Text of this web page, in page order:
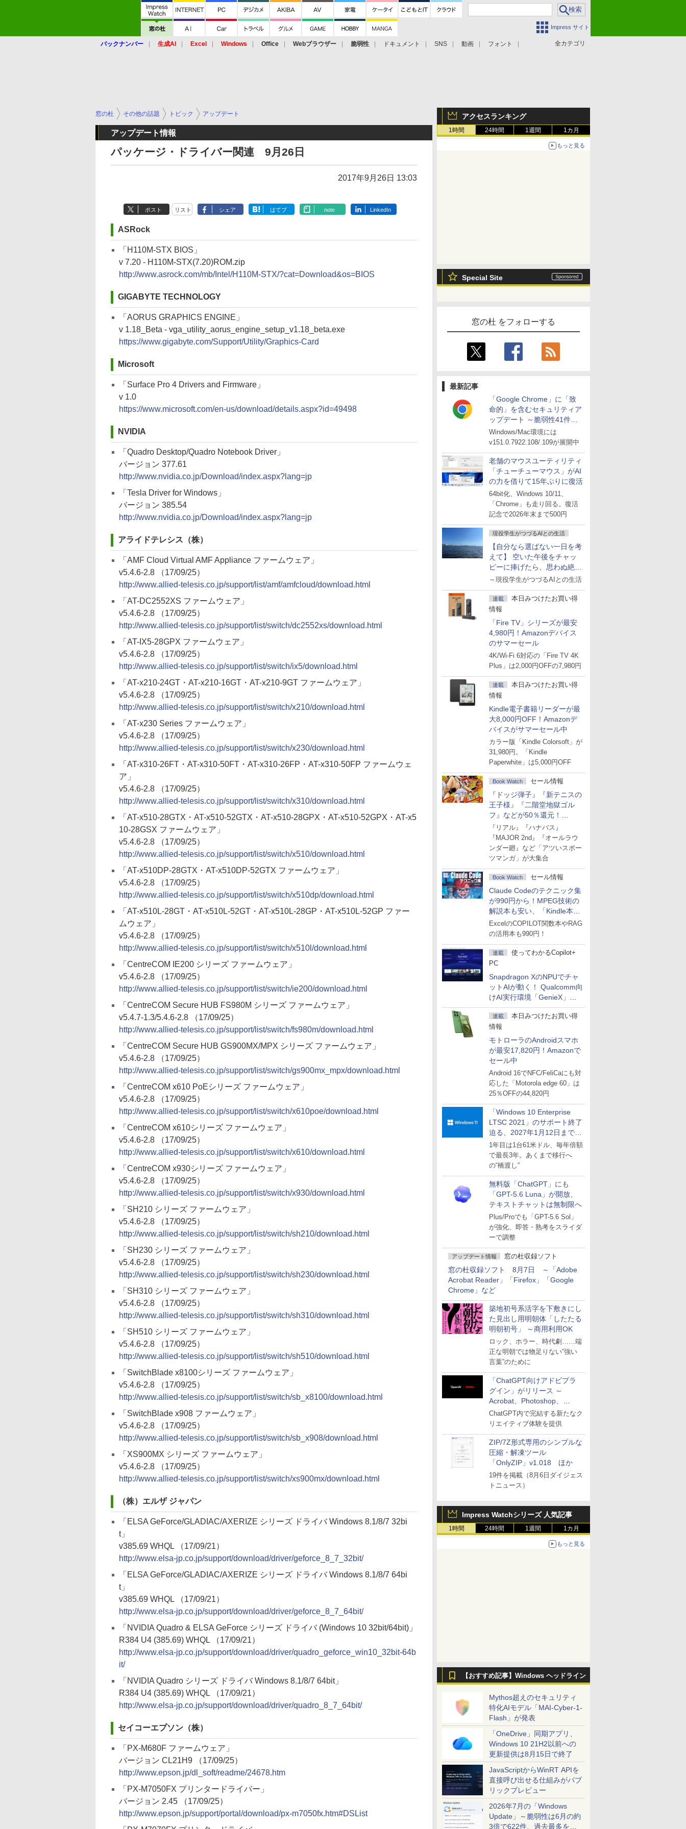
Impress サイト
全カテゴリ
バックナンバー 生成AI Excel Windows Office Webブラウザー 脆弱性 ドキュメント SNS 動画 フォント
アクセスランキング
1時間 24時間 1週間 1カ月
もっと見る
Special Site
窓の杜 をフォローする
最新記事
「Google Chrome」に「致
命的」を含むセキュリティア
ップデート ～脆弱性41件に
対処
Windows/Mac環境には
v151.0.7922.108/.109が展開中
老舗のマウスユーティリティ
「チューチューマウス」がAI
の力を借りて15年ぶりに復活
64bit化、Windows 10/11、
「Chrome」も走り回る。復活
記念で2026年末まで500円
現役学生がつづるAIとの生活
【自分なら選ばない一日を考
えて】 空いた午後をチャッ
ピーに捧げたら、思わぬ絶景
に出会った話
～現役学生がつづるAIとの生活
連載
本日みつけたお買い得
情報
「Fire TV」シリーズが最安
4,980円！Amazonデバイス
のサマーセール
4K/Wi-Fi 6対応の「Fire TV 4K
Plus」は2,000円OFFの7,980円
連載
本日みつけたお買い得
情報
Kindle電子書籍リーダーが最
大8,000円OFF！Amazonデ
バイスがサマーセール中
カラー版「Kindle Colorsoft」が
31,980円。「Kindle
Paperwhite」は5,000円OFF
Book Watch セール情報
『ドッジ弾子』『新テニスの
王子様』『二階堂地獄ゴル
フ』などが50％還元！
Amazonマンガ週末セール
『リアル』『ハナバス』
『MAJOR 2nd』『オールラウ
ンダー廻』など「アツいスポー
ツマンガ」が大集合
Book Watch セール情報
Claude Codeのテクニック集
が990円から！MPEG技術の
解説本も安い、「Kindle本サ
マーセール」第2弾開始！
ExcelのCOPILOT関数本やRAG
の活用本も990円！
連載
使ってわかるCopilot+
PC
Snapdragon XのNPUでチャ
ットAIが動く！ Qualcomm向
けAI実行環境「GenieX」を
試してみた
連載
本日みつけたお買い得
情報
モトローラのAndroidスマホ
が最安17,820円！Amazonで
セール中
Android 16でNFC/FeliCaにも対
応した「Motorola edge 60」は
25％OFFの44,820円
「Windows 10 Enterprise
LTSC 2021」のサポート終了
迫る、2027年1月12日まで
～ESUは9月1日から販売
1年目は1台61米ドル、毎年倍額
で最長3年。あくまで移行へ
の“橋渡し”
無料版「ChatGPT」にも
「GPT-5.6 Luna」が開放、
テキストチャットは無制限へ
Plus/Proでも「GPT-5.6 Sol」
が強化、即答・熟考をスライダ
ーで調整
アップデート情報 窓の杜収録ソフト
窓の杜収録ソフト 8月7日 ～「Adobe
Acrobat Reader」「Firefox」「Google
Chrome」など
築地初号系活字を下敷きにし
た見出し用明朝体「したたる
明朝初号」 ～商用利用OK
ロック、ホラー、時代劇……端
正な明朝では物足りない“強い
言葉”のために
「ChatGPT向けアドビプラ
グイン」がリリース ～
Acrobat、Photoshop、
Premiereなどの機能を1つの
プラグインに統合
ChatGPT内で完結する新たなク
リエイティブ体験を提供
ZIP/7Z形式専用のシンプルな
圧縮・解凍ツール
「OnlyZIP」v1.018 ほか
19件を掲載（8月6日ダイジェス
トニュース）
Impress Watchシリーズ 人気記事
1時間 24時間 1週間 1カ月
もっと見る
【おすすめ記事】Windows ヘッドライン
Mythos超えのセキュリティ
特化AIモデル「MAI-Cyber-1-
Flash」が発表
「OneDrive」同期アプリ、
Windows 10 21H2以前への
更新提供は8月15日で終了
JavaScriptからWinRT APIを
直接呼び出せる仕組みがパブ
リックプレビュー
2026年7月の「Windows
Update」～脆弱性は6月の約
3倍で622件、過去最多を大
窓の杜 その他の話題 トピック アップデート
アップデート情報
パッケージ・ドライバー関連 9月26日
2017年9月26日 13:03
ポスト リスト シェア はてブ note LinkedIn
ASRock
「H110M-STX BIOS」
v 7.20 - H110M-STX(7.20)ROM.zip
http://www.asrock.com/mb/Intel/H110M-STX/?cat=Download&os=BIOS
GIGABYTE TECHNOLOGY
「AORUS GRAPHICS ENGINE」
v 1.18_Beta - vga_utility_aorus_engine_setup_v1.18_beta.exe
https://www.gigabyte.com/Support/Utility/Graphics-Card
Microsoft
「Surface Pro 4 Drivers and Firmware」
v 1.0
https://www.microsoft.com/en-us/download/details.aspx?id=49498
NVIDIA
「Quadro Desktop/Quadro Notebook Driver」
バージョン 377.61
http://www.nvidia.co.jp/Download/index.aspx?lang=jp
「Tesla Driver for Windows」
バージョン 385.54
http://www.nvidia.co.jp/Download/index.aspx?lang=jp
アライドテレシス（株）
「AMF Cloud Virtual AMF Appliance ファームウェア」
v5.4.6-2.8 （17/09/25）
http://www.allied-telesis.co.jp/support/list/amf/amfcloud/download.html
「AT-DC2552XS ファームウェア」
v5.4.6-2.8 （17/09/25）
http://www.allied-telesis.co.jp/support/list/switch/dc2552xs/download.html
「AT-IX5-28GPX ファームウェア」
v5.4.6-2.8 （17/09/25）
http://www.allied-telesis.co.jp/support/list/switch/ix5/download.html
「AT-x210-24GT・AT-x210-16GT・AT-x210-9GT ファームウェア」
v5.4.6-2.8 （17/09/25）
http://www.allied-telesis.co.jp/support/list/switch/x210/download.html
「AT-x230 Series ファームウェア」
v5.4.6-2.8 （17/09/25）
http://www.allied-telesis.co.jp/support/list/switch/x230/download.html
「AT-x310-26FT・AT-x310-50FT・AT-x310-26FP・AT-x310-50FP ファームウェ
ア」
v5.4.6-2.8 （17/09/25）
http://www.allied-telesis.co.jp/support/list/switch/x310/download.html
「AT-x510-28GTX・AT-x510-52GTX・AT-x510-28GPX・AT-x510-52GPX・AT-x5
10-28GSX ファームウェア」
v5.4.6-2.8 （17/09/25）
http://www.allied-telesis.co.jp/support/list/switch/x510/download.html
「AT-x510DP-28GTX・AT-x510DP-52GTX ファームウェア」
v5.4.6-2.8 （17/09/25）
http://www.allied-telesis.co.jp/support/list/switch/x510dp/download.html
「AT-x510L-28GT・AT-x510L-52GT・AT-x510L-28GP・AT-x510L-52GP ファー
ムウェア」
v5.4.6-2.8 （17/09/25）
http://www.allied-telesis.co.jp/support/list/switch/x510l/download.html
「CentreCOM IE200 シリーズ ファームウェア」
v5.4.6-2.8 （17/09/25）
http://www.allied-telesis.co.jp/support/list/switch/ie200/download.html
「CentreCOM Secure HUB FS980M シリーズ ファームウェア」
v5.4.7-1.3/5.4.6-2.8 （17/09/25）
http://www.allied-telesis.co.jp/support/list/switch/fs980m/download.html
「CentreCOM Secure HUB GS900MX/MPX シリーズ ファームウェア」
v5.4.6-2.8 （17/09/25）
http://www.allied-telesis.co.jp/support/list/switch/gs900mx_mpx/download.html
「CentreCOM x610 PoEシリーズ ファームウェア」
v5.4.6-2.8 （17/09/25）
http://www.allied-telesis.co.jp/support/list/switch/x610poe/download.html
「CentreCOM x610シリーズ ファームウェア」
v5.4.6-2.8 （17/09/25）
http://www.allied-telesis.co.jp/support/list/switch/x610/download.html
「CentreCOM x930シリーズ ファームウェア」
v5.4.6-2.8 （17/09/25）
http://www.allied-telesis.co.jp/support/list/switch/x930/download.html
「SH210 シリーズ ファームウェア」
v5.4.6-2.8 （17/09/25）
http://www.allied-telesis.co.jp/support/list/switch/sh210/download.html
「SH230 シリーズ ファームウェア」
v5.4.6-2.8 （17/09/25）
http://www.allied-telesis.co.jp/support/list/switch/sh230/download.html
「SH310 シリーズ ファームウェア」
v5.4.6-2.8 （17/09/25）
http://www.allied-telesis.co.jp/support/list/switch/sh310/download.html
「SH510 シリーズ ファームウェア」
v5.4.6-2.8 （17/09/25）
http://www.allied-telesis.co.jp/support/list/switch/sh510/download.html
「SwitchBlade x8100シリーズ ファームウェア」
v5.4.6-2.8 （17/09/25）
http://www.allied-telesis.co.jp/support/list/switch/sb_x8100/download.html
「SwitchBlade x908 ファームウェア」
v5.4.6-2.8 （17/09/25）
http://www.allied-telesis.co.jp/support/list/switch/sb_x908/download.html
「XS900MX シリーズ ファームウェア」
v5.4.6-2.8 （17/09/25）
http://www.allied-telesis.co.jp/support/list/switch/xs900mx/download.html
（株）エルザ ジャパン
「ELSA GeForce/GLADIAC/AXERIZE シリーズ ドライバ Windows 8.1/8/7 32bi
t」
v385.69 WHQL （17/09/21）
http://www.elsa-jp.co.jp/support/download/driver/geforce_8_7_32bit/
「ELSA GeForce/GLADIAC/AXERIZE シリーズ ドライバ Windows 8.1/8/7 64bi
t」
v385.69 WHQL （17/09/21）
http://www.elsa-jp.co.jp/support/download/driver/geforce_8_7_64bit/
「NVIDIA Quadro & ELSA GeForce シリーズ ドライバ (Windows 10 32bit/64bit)」
R384 U4 (385.69) WHQL （17/09/21）
http://www.elsa-jp.co.jp/support/download/driver/quadro_geforce_win10_32bit-64b
it/
「NVIDIA Quadro シリーズ ドライバ Windows 8.1/8/7 64bit」
R384 U4 (385.69) WHQL （17/09/21）
http://www.elsa-jp.co.jp/support/download/driver/quadro_8_7_64bit/
セイコーエプソン（株）
「PX-M680F ファームウェア」
バージョン CL21H9 （17/09/25）
http://www.epson.jp/dl_soft/readme/24678.htm
「PX-M7050FX プリンタードライバー」
バージョン 2.45 （17/09/25）
http://www.epson.jp/support/portal/download/px-m7050fx.htm#DSList